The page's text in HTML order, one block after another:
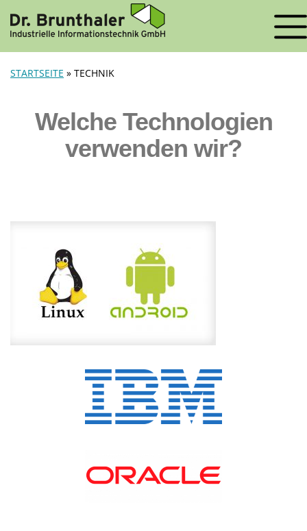
STARTSEITE » TECHNIK
Welche Technologien
verwenden wir?